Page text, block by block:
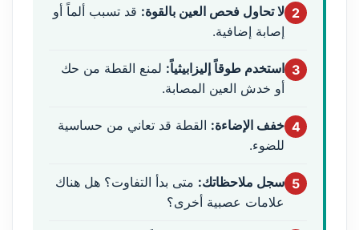
2 لا تحاول فحص العين بالقوة: قد تسبب ألماً أو
إصابة إضافية.
3 استخدم طوقاً إليزابيثياً: لمنع القطة من حك
أو خدش العين المصابة.
4 خفف الإضاءة: القطة قد تعاني من حساسية
للضوء.
5 سجل ملاحظاتك: متى بدأ التفاوت؟ هل هناك
علامات عصبية أخرى؟